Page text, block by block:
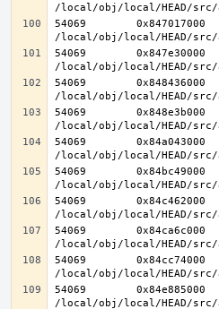
54069
54069
54069
54069
54069
54069
54069
54069
54069
54069